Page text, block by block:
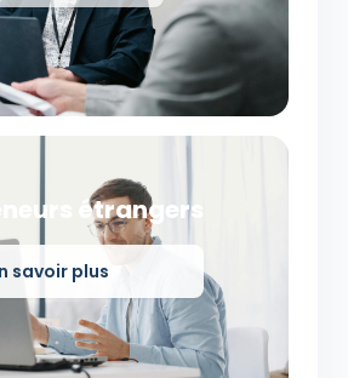
étrangers
savoir plus